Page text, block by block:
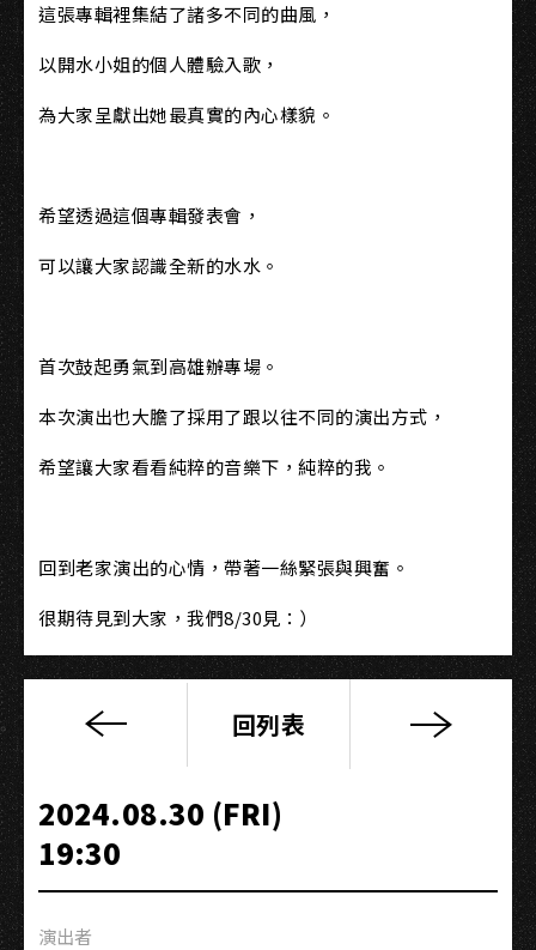
這張專輯裡集結了諸多不同的曲風，
以開水小姐的個人體驗入歌，
為大家呈獻出她最真實的內心樣貌。
希望透過這個專輯發表會，
可以讓大家認識全新的水水。
首次鼓起勇氣到高雄辦專場。
本次演出也大膽了採用了跟以往不同的演出方式，
希望讓大家看看純粹的音樂下，純粹的我。
回到老家演出的心情，帶著一絲緊張與興奮。
很期待見到大家，我們8/30見：）
2024
線
募
款
感
回列表
2024.08.30 (FRI)
19:30
演出者